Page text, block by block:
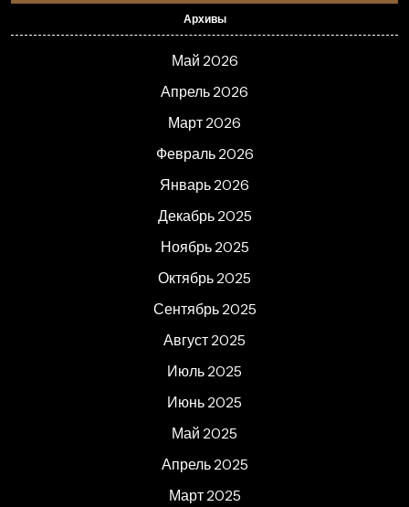
Архивы
Май 2026
Апрель 2026
Март 2026
Февраль 2026
Январь 2026
Декабрь 2025
Ноябрь 2025
Октябрь 2025
Сентябрь 2025
Август 2025
Июль 2025
Июнь 2025
Май 2025
Апрель 2025
Март 2025